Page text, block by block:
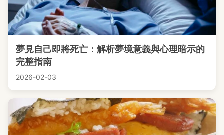
夢見自己即將死亡：解析夢境意義與心理暗示的
完整指南
2026-02-03